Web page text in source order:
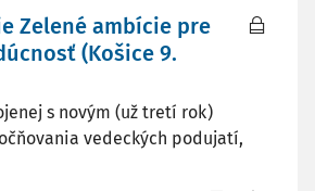
Zelené ambície pre
(Košice 9.
s novým (už tretí rok)
vedeckých podujatí,